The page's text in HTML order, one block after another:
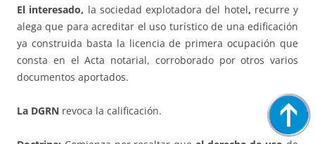
El interesado, la sociedad explotadora del hotel, recurre y
alega que para acreditar el uso turístico de una edificación
ya construida basta la licencia de primera ocupación que
consta en el Acta notarial, corroborado por otros varios
documentos aportados.
La DGRN revoca la calificación.